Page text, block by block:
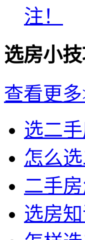
注！
选房小
查看更
选二
怎么选
二手房
选房